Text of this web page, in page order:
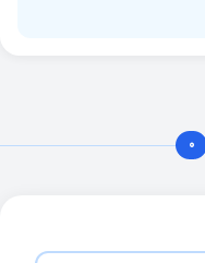
0